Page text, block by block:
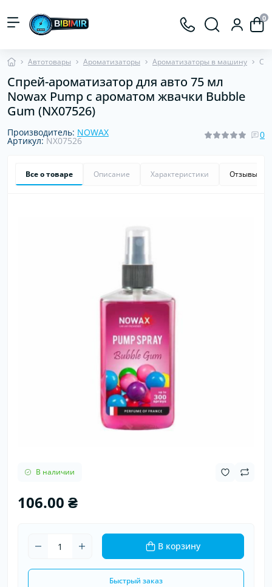
0
Автотовары Ароматизаторы Ароматизаторы в машину
Спрей-ароматизатор для авто 75 мл
Nowax Pump с ароматом жвачки Bubble
Gum (NX07526)
Производитель: NOWAX
Артикул: NX07526
0
Все о товаре Описание Характеристики Отзывы
В наличии
106.00 ₴
В корзину
Быстрый заказ